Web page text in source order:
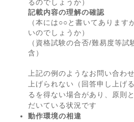
るのでしょうか）
記載内容の理解の確認
（本には○○と書いてあります
いのでしょうか）
（資格試験の合否/難易度等
含）
上記の例のようなお問い合わ
上げられない（回答申し上げ
るを得ない場合があり、原則
だいている状況です
動作環境の相違